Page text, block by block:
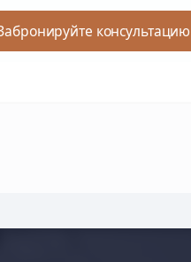
консультацию